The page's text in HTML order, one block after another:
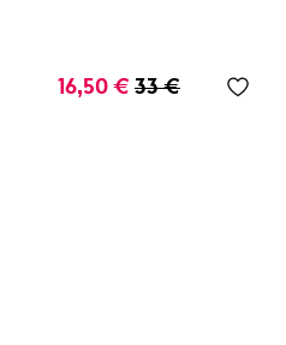
16,50 € 33 €